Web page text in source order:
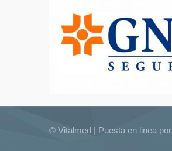
© Vitalmed | Puesta en linea por